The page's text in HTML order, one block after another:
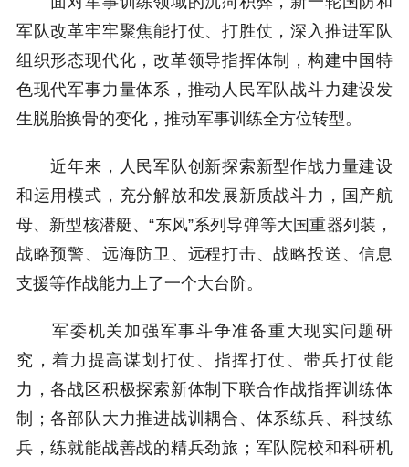
军队改革牢牢聚焦能打仗、打胜仗，深入推进军队
组织形态现代化，改革领导指挥体制，构建中国特
色现代军事力量体系，推动人民军队战斗力建设发
生脱胎换骨的变化，推动军事训练全方位转型。
近年来，人民军队创新探索新型作战力量建设
和运用模式，充分解放和发展新质战斗力，国产航
母、新型核潜艇、“东风”系列导弹等大国重器列装，
战略预警、远海防卫、远程打击、战略投送、信息
支援等作战能力上了一个大台阶。
军委机关加强军事斗争准备重大现实问题研
究，着力提高谋划打仗、指挥打仗、带兵打仗能
力，各战区积极探索新体制下联合作战指挥训练体
制；各部队大力推进战训耦合、体系练兵、科技练
兵，练就能战善战的精兵劲旅；军队院校和科研机